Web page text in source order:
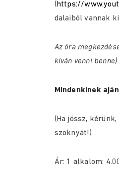
( https://
dalaiból vannak
Az óra
kíván venni benne).
Mindenkinek
(Ha jössz,
szoknyát!)
Ár: 1 alkalom: